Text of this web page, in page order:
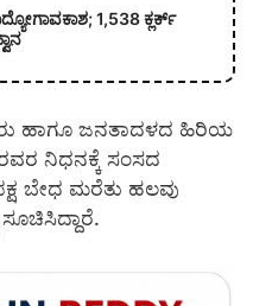
1,538 ಕ್ಲರ್ಕ್
ಹಾಗೂ ಜನತಾದಳದ ಹಿರಿಯ
ನಿಧನಕ್ಕೆ ಸಂಸದ
ಬೇಧ ಮರೆತು ಹಲವು